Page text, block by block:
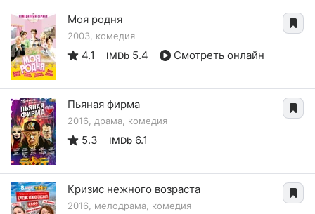
Моя родня
2003, комедия
4.1 IMDb 5.4 Смотреть онлайн
Пьяная фирма
2016, драма, комедия
5.3 IMDb 6.1
Кризис нежного возраста
2016, мелодрама, комедия